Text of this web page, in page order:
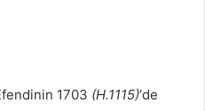
1703 (H.1115)‘de